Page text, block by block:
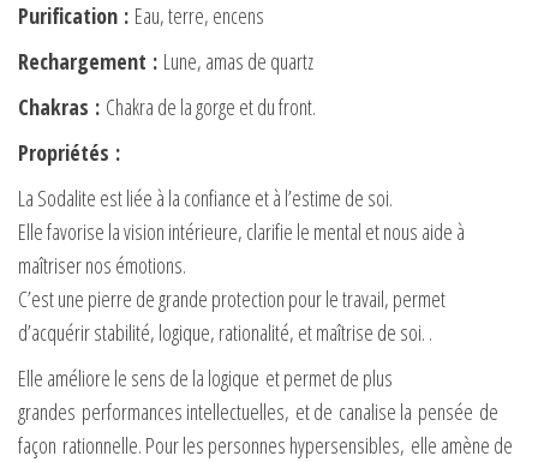
Purification : Eau, terre, encens
Rechargement : Lune, amas de quartz
Chakras : Chakra de la gorge et du front.
Propriétés :
La Sodalite est liée à la confiance et à l’estime de soi.
Elle favorise la vision intérieure, clarifie le mental et nous aide à
maîtriser nos émotions.
C’est une pierre de grande protection pour le travail, permet
d’acquérir stabilité, logique, rationalité, et maîtrise de soi. .
Elle améliore le sens de la logique et permet de plus
grandes performances intellectuelles, et de canalise la pensée de
façon rationnelle. Pour les personnes hypersensibles, elle amène de